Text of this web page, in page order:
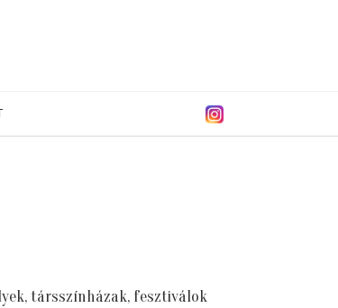
társszínházak, fesztiválok